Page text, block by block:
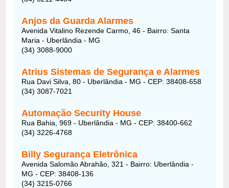
Anjos da Guarda Alarmes
Avenida Vitalino Rezende Carmo, 46 - Bairro: Santa
Maria - Uberlândia - MG
(34) 3088-9000
Atrius Sistemas de Segurança e Alarmes
Rua Davi Silva, 80 - Uberlândia - MG - CEP: 38408-658
(34) 3087-7021
Automação Security House
Rua Bahia, 969 - Uberlândia - MG - CEP: 38400-662
(34) 3226-4768
Billy Segurança Eletrônica
Avenida Salomão Abrahão, 321 - Bairro: Uberlândia -
MG - CEP: 38408-136
(34) 3215-0766